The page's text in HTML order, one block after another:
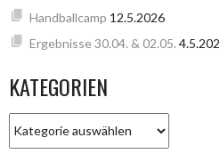
Handballcamp 12.5.2026
Ergebnisse 30.04. & 02.05.
KATEGORIEN